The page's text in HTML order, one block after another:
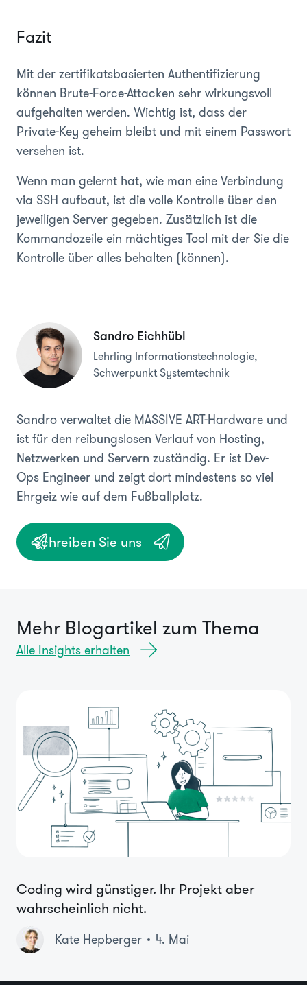
Fazit
Mit der zertifikatsbasierten Authentifizierung
können Brute-Force-Attacken sehr wirkungsvoll
aufgehalten werden. Wichtig ist, dass der
Private-Key geheim bleibt und mit einem Passwort
versehen ist.
Wenn man gelernt hat, wie man eine Verbindung
via SSH aufbaut, ist die volle Kontrolle über den
jeweiligen Server gegeben. Zusätzlich ist die
Kommandozeile ein mächtiges Tool mit der Sie die
Kontrolle über alles behalten (können).
Sandro Eichhübl
Lehrling Informationstechnologie,
Schwerpunkt Systemtechnik
Sandro verwaltet die MASSIVE ART-Hardware und
ist für den reibungslosen Verlauf von Hosting,
Netzwerken und Servern zuständig. Er ist Dev-
Ops Engineer und zeigt dort mindestens so viel
Ehrgeiz wie auf dem Fußballplatz.
Schreiben Sie uns
Mehr Blogartikel zum Thema
Alle Insights erhalten
Coding wird günstiger. Ihr Projekt aber
wahrscheinlich nicht.
Kate Hepberger 4. Mai